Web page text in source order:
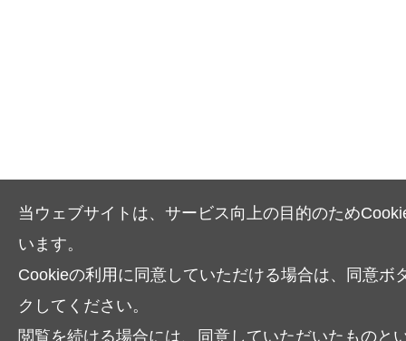
当ウェブサイトは、サービス向上の目的のため
います。
Cookieの利用に同意していただける場合は、同意ボ
クしてください。
閲覧を続ける場合には、同意していただいたものと